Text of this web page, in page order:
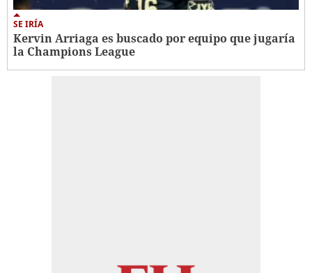
SE IRÍA
Kervin Arriaga es buscado por equipo que jugaría
la Champions League